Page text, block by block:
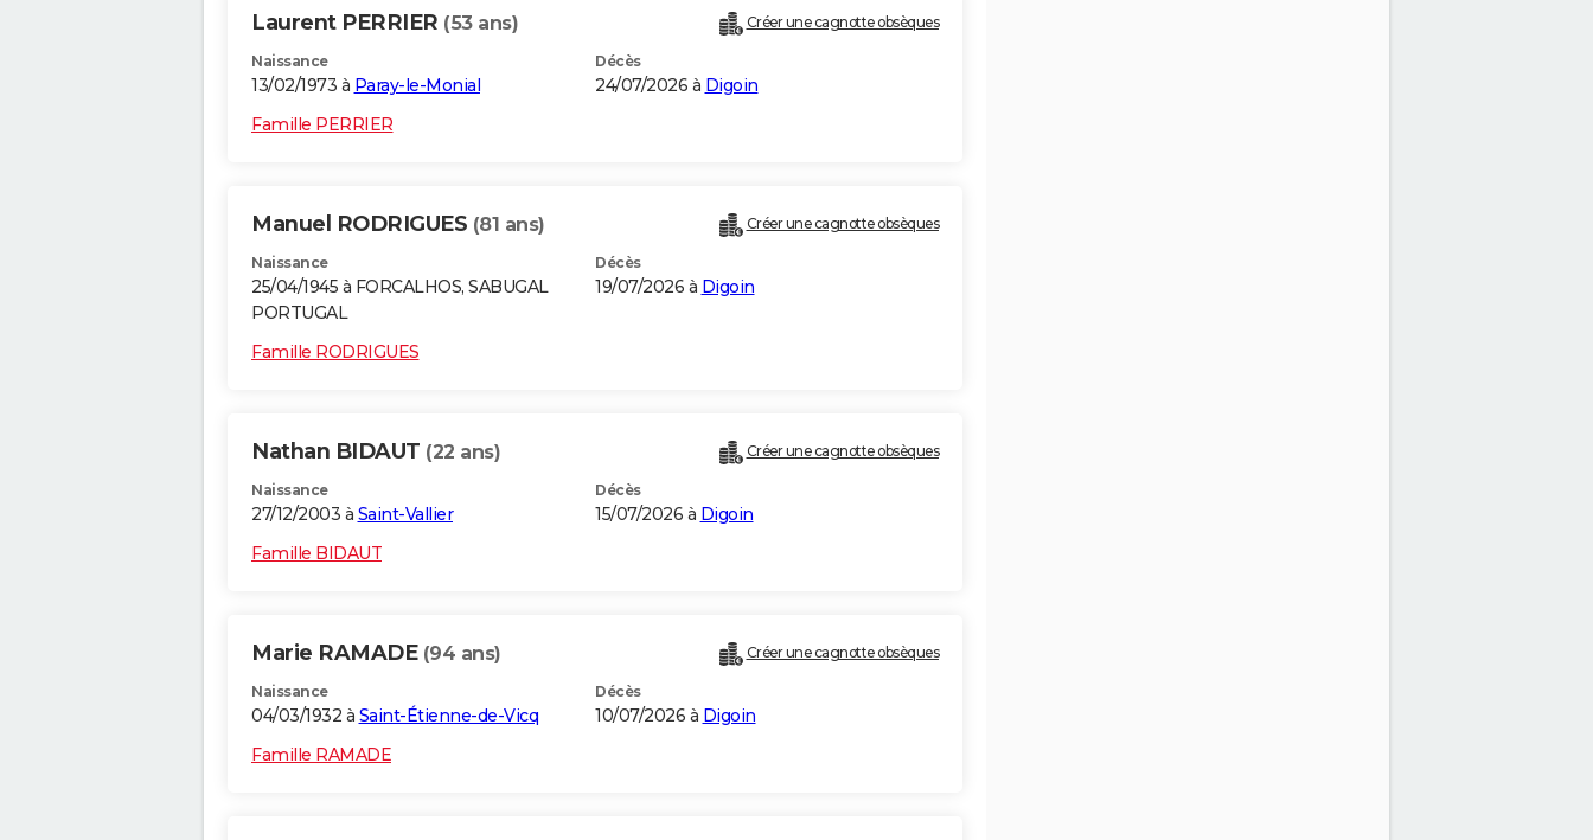
Laurent PERRIER (53 ans) Créer une cagnotte obsèques
Naissance
13/02/1973 à Paray-le-Monial
Décès
24/07/2026 à Digoin
Famille PERRIER
Manuel RODRIGUES (81 ans) Créer une cagnotte obsèques
Naissance
25/04/1945 à FORCALHOS, SABUGAL
PORTUGAL
Décès
19/07/2026 à Digoin
Famille RODRIGUES
Nathan BIDAUT (22 ans) Créer une cagnotte obsèques
Naissance
27/12/2003 à Saint-Vallier
Décès
15/07/2026 à Digoin
Famille BIDAUT
Marie RAMADE (94 ans) Créer une cagnotte obsèques
Naissance
04/03/1932 à Saint-Étienne-de-Vicq
Décès
10/07/2026 à Digoin
Famille RAMADE